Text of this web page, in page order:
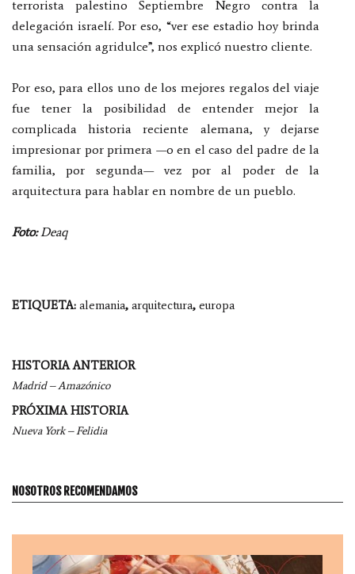
terrorista palestino Septiembre Negro contra la
delegación israelí. Por eso, “ver ese estadio hoy brinda
una sensación agridulce”, nos explicó nuestro cliente.
Por eso, para ellos uno de los mejores regalos del viaje
fue tener la posibilidad de entender mejor la
complicada historia reciente alemana, y dejarse
impresionar por primera —o en el caso del padre de la
familia, por segunda— vez por al poder de la
arquitectura para hablar en nombre de un pueblo.
Foto:Deaq
ETIQUETA: alemania, arquitectura, europa
Navegación
por
entradas
HISTORIA ANTERIOR
Madrid – Amazónico
PRÓXIMA HISTORIA
Nueva York – Felidia
NOSOTROS RECOMENDAMOS